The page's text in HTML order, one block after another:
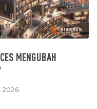
MENGUBAH
2026